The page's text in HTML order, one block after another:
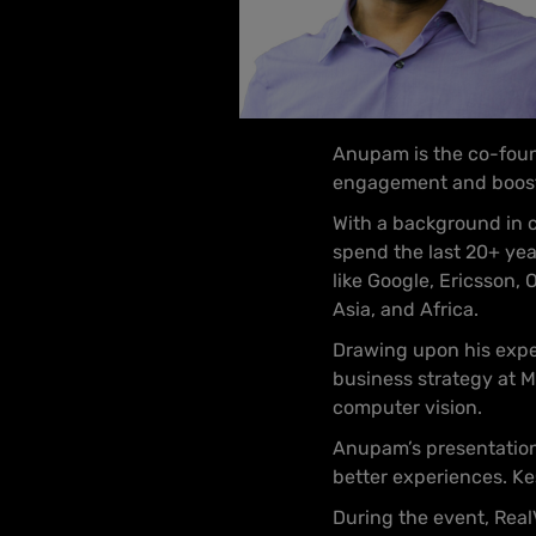
Anupam is the co-
engagement and
With a background in
spend the last 20+
like Google, Ericsson,
Asia, and Africa.
Drawing upon his
business strategy at
computer vision.
Anupam’s
better experiences.
During the event,